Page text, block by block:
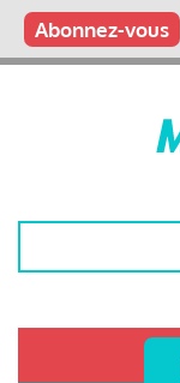
Aller
contenu
Main
Qui sommes nous ?
Vous publiez
Nous publions
Contactez-nous
Abonnez-vous